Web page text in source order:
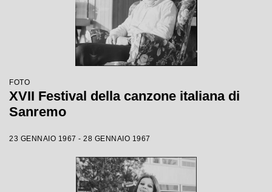
FOTO
XVII Festival della canzone italiana di
Sanremo
23 GENNAIO 1967 - 28 GENNAIO 1967